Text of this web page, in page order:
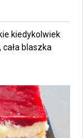
kiedykolwiek
blaszka